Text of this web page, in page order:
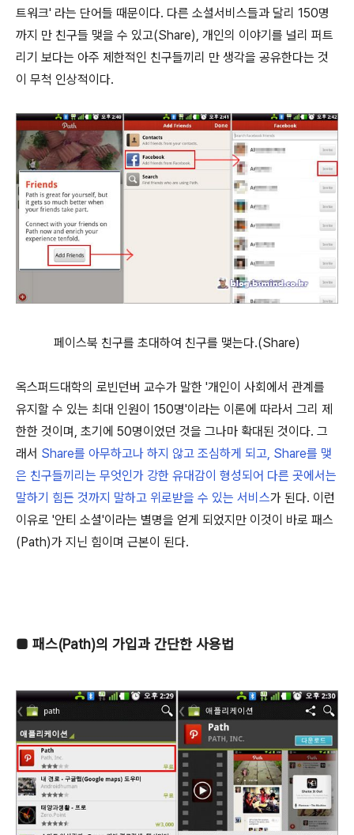
트워크' 라는 단어들 때문이다. 다른 소셜서비스들과 달리 150명
까지 만 친구들 맺을 수 있고(Share), 개인의 이야기를 널리 퍼트
리기 보다는 아주 제한적인 친구들끼리 만 생각을 공유한다는 것
이 무척 인상적이다.
페이스북 친구를 초대하여 친구를 맺는다.(Share)
옥스퍼드대학의 로빈던버 교수가 말한 '개인이 사회에서 관계를
유지할 수 있는 최대 인원이 150명'이라는 이론에 따라서 그리 제
한한 것이며, 초기에 50명이었던 것을 그나마 확대된 것이다. 그
래서 Share를 아무하고나 하지 않고 조심하게 되고, Share를 맺
은 친구들끼리는 무엇인가 강한 유대감이 형성되어 다른 곳에서는
말하기 힘든 것까지 말하고 위로받을 수 있는 서비스가 된다. 이런
이유로 '안티 소셜'이라는 별명을 얻게 되었지만 이것이 바로 패스
(Path)가 지닌 힘이며 근본이 된다.
■ 패스(Path)의 가입과 간단한 사용법